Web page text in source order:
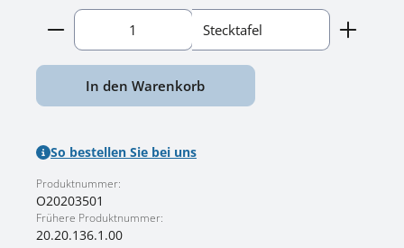
Produkt Anzahl: Gib den gewünschten Wert
Stecktafel
In den Warenkorb
So bestellen Sie bei uns
Produktnummer:
O20203501
Frühere Produktnummer:
20.20.136.1.00